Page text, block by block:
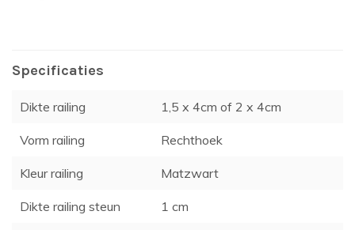
Specificaties
Dikte railing 1,5 x 4cm of 2 x 4cm
Vorm railing Rechthoek
Kleur railing Matzwart
Dikte railing steun 1 cm